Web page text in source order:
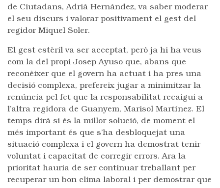
de Ciutadans, Adrià Hernández, va saber moderar
el seu discurs i valorar positivament el gest del
regidor Miquel Soler.
El gest estèril va ser acceptat, però ja hi ha veus
com la del propi Josep Ayuso que, abans que
reconèixer que el govern ha actuat i ha pres una
decisió complexa, prefereix jugar a minimitzar la
renúncia pel fet que la responsabilitat recaigui a
l’altra regidora de Guanyem, Marisol Martínez. El
temps dirà si és la millor solució, de moment el
més important és que s’ha desbloquejat una
situació complexa i el govern ha demostrat tenir
voluntat i capacitat de corregir errors. Ara la
prioritat hauria de ser continuar treballant per
recuperar un bon clima laboral i per demostrar que